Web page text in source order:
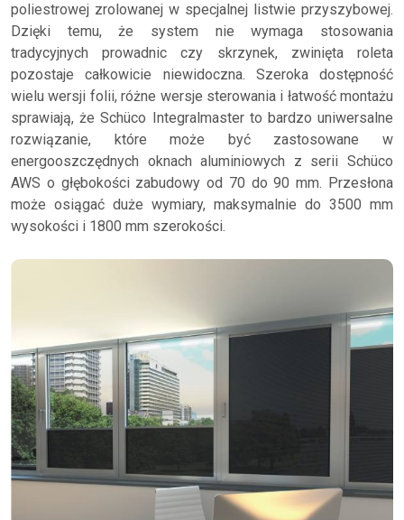
poliestrowej zrolowanej w specjalnej listwie przyszybowej.
Dzięki temu, że system nie wymaga stosowania
tradycyjnych prowadnic czy skrzynek, zwinięta roleta
pozostaje całkowicie niewidoczna. Szeroka dostępność
wielu wersji folii, różne wersje sterowania i łatwość montażu
sprawiają, że Schüco Integralmaster to bardzo uniwersalne
rozwiązanie, które może być zastosowane w
energooszczędnych oknach aluminiowych z serii Schüco
AWS o głębokości zabudowy od 70 do 90 mm. Przesłona
może osiągać duże wymiary, maksymalnie do 3500 mm
wysokości i 1800 mm szerokości.